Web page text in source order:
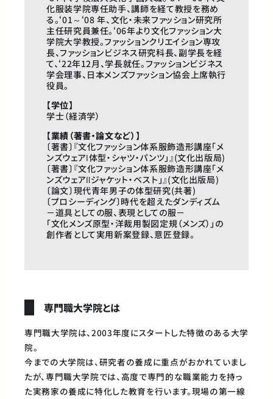
化服装学院専任助手、講師を経て教授を務め
る。‘01～‘08 年、文化・未来ファッション研究所
主任研究員兼任。‘06年より文化ファッション大
学院大学教授。ファッションクリエイション専攻
長、ファッションビジネス研究科長、副学長を経
て、‘22年12月、学長就任。ファッションビジネス
学会理事、日本メンズファッション協会上席執行
役員。
【学位】
学士（経済学）
【業績（著書・論文など）】
〔著書〕『文化ファッション体系服飾造形講座「メ
ンズウェアⅠ体型・シャツ・パンツ」』(文化出版局)
〔著書〕『文化ファッション体系服飾造形講座「メ
ンズウェアⅡジャケット・ベスト」』(文化出版局)
〔論文〕現代青年男子の体型研究(共著)
〔プロシーディング〕時代を超えたダンディズム
－道具としての服、表現としての服－
「文化メンズ原型・洋裁用製図定規（メンズ）」の
創作者として実用新案登録、意匠登録。
専門職大学院とは
専門職大学院は、2003年度にスタートした特徴のある大学
院。
今までの大学院は、研究者の養成に重点がおかれていまし
たが、専門職大学院では、高度で専門的な職業能力を持っ
た実務家の養成に特化した教育を行います。現場の第一線